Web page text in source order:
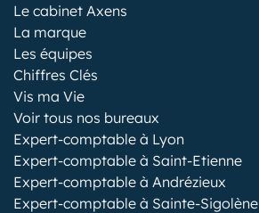
Le cabinet Axens
La marque
Les équipes
Chiffres Clés
Vis ma Vie
Voir tous nos bureaux
Expert-comptable à Lyon
Expert-comptable à Saint-Etienne
Expert-comptable à Andrézieux
Expert-comptable à Sainte-Sigolène